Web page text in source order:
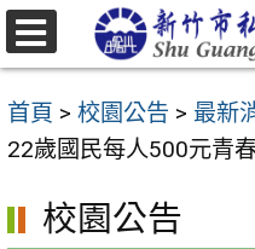
跳
至
要
內
區
首頁 > 校園公告 > 最新
22歲國民每人500元青
校園公告
選
單